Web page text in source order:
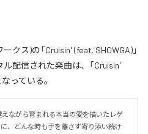
クス)の「Cruisin' (feat. SHOWGA)」
配信された楽曲は、「Cruisin'
っている。
ながら育まれる本当の愛を描いたレゲ
、どんな時も手を離さず寄り添い続け